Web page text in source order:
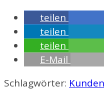
teilen
teilen
teilen
E-Mail
Schlagwörter: